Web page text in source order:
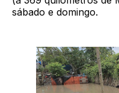
sábado e domingo.